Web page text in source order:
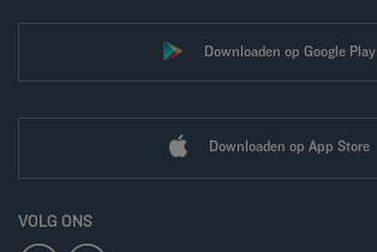
Downloaden op Google Play
Downloaden op App Store
VOLG ONS